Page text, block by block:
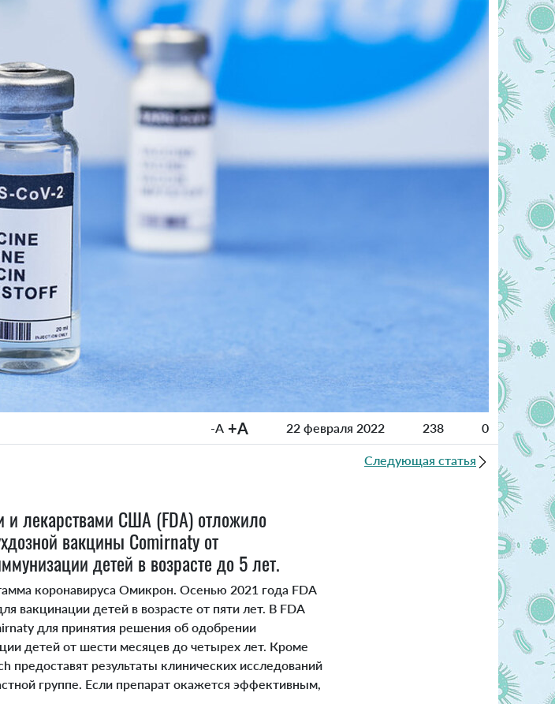
-A +A 22 февраля 2022 238 0
Следующая статья
и лекарствами США (FDA) отложило
вакцины Comirnaty от
детей в возрасте до 5 лет.
коронавируса Омикрон. Осенью 2021 года FDA
вакцинации детей в возрасте от пяти лет. В FDA
для принятия решения об одобрении
детей от шести месяцев до четырех лет. Кроме
предоставят результаты клинических исследований
группе. Если препарат окажется эффективным,